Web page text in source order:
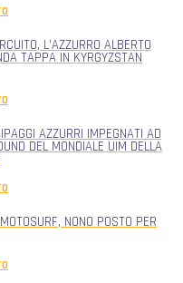
L’AZZURRO ALBERTO
TAPPA IN KYRGYZSTAN
AZZURRI IMPEGNATI AD
DEL MONDIALE UIM DELLA
NONO POSTO PER